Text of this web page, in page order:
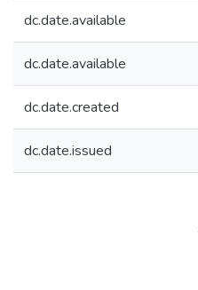
dc.date.available
dc.date.available
dc.date.created
dc.date.issued